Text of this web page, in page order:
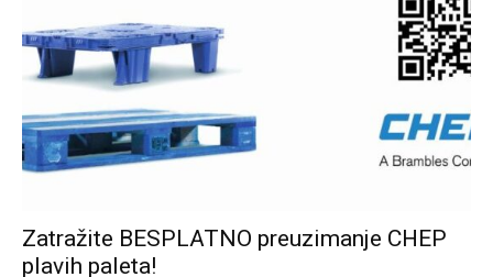
Zatražite BESPLATNO preuzimanje CHEP
plavih paleta!